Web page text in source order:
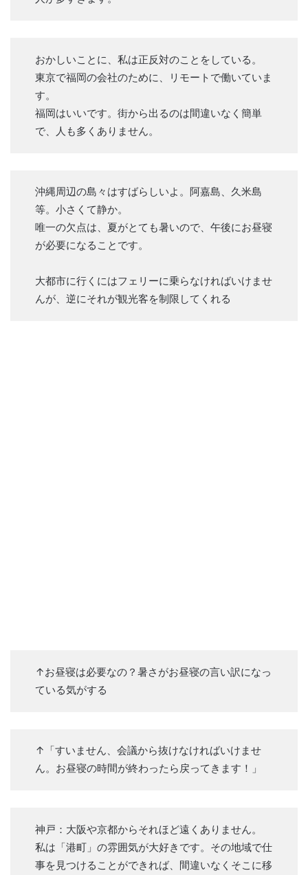
おかしいことに、私は正反対のことをしている。
東京で福岡の会社のために、リモートで働いていま
す。
福岡はいいです。街から出るのは間違いなく簡単
で、人も多くありません。
沖縄周辺の島々はすばらしいよ。阿嘉島、久米島
等。小さくて静か。
唯一の欠点は、夏がとても暑いので、午後にお昼寝
が必要になることです。
大都市に行くにはフェリーに乗らなければいけませ
んが、逆にそれが観光客を制限してくれる
↑お昼寝は必要なの？暑さがお昼寝の言い訳になっ
ている気がする
↑「すいません、会議から抜けなければいけませ
ん。お昼寝の時間が終わったら戻ってきます！」
神戸：大阪や京都からそれほど遠くありません。
私は「港町」の雰囲気が大好きです。その地域で仕
事を見つけることができれば、間違いなくそこに移